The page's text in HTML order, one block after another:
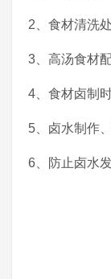
2、食材清洗
3、高汤食材
4、食材卤制
5、卤水制作
6、防止卤水